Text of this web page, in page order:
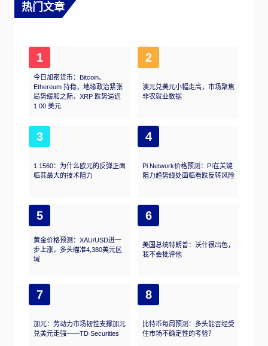
热门文章
1
今日加密货币：Bitcoin、
Ethereum 持稳，地缘政治紧张
局势缓和之际，XRP 跌势逼近
1.00 美元
2
澳元兑美元小幅走高，市场聚焦
非农就业数据
3
1.1560：为什么欧元的反弹正面
临其最大的技术阻力
4
Pi Network价格预测：PI在关键
阻力趋势线处面临看跌反转风险
5
黄金价格预测：XAU/USD进一
步上涨，多头瞄准4,380美元区
域
6
美国总统特朗普：沃什很出色，
我不会批评他
7
加元：劳动力市场韧性支撑加元
兑美元走强——TD Securities
8
比特币每周预测：多头能否经受
住市场不确定性的考验？